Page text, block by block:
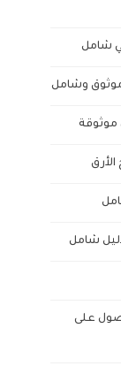
شامل
موثوق وشامل
موثوقة
شامل
على